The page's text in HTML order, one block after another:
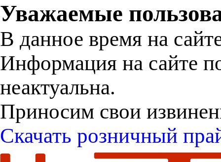
Уважаемые
В данное время на
Информация на сайте
неактуальна.
Приносим свои
Скачать розничный